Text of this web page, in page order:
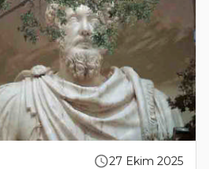
27 Ekim 2025